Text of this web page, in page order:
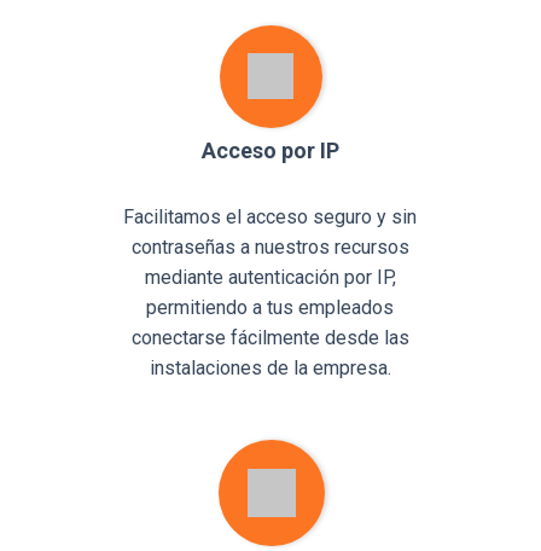
Acceso por IP
Facilitamos el acceso seguro y sin
contraseñas a nuestros recursos
mediante autenticación por IP,
permitiendo a tus empleados
conectarse fácilmente desde las
instalaciones de la empresa.